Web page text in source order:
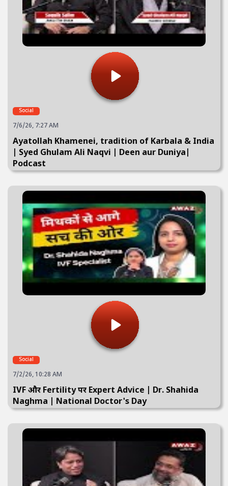
Social
7/6/26, 7:27 AM
Ayatollah Khamenei, tradition of Karbala & India
| Syed Ghulam Ali Naqvi | Deen aur Duniya|
Podcast
Social
7/2/26, 10:28 AM
IVF और Fertility पर Expert Advice | Dr. Shahida
Naghma | National Doctor's Day